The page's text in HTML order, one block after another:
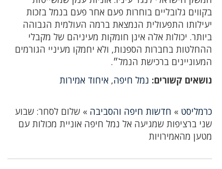
בקווים גלובליים בוחרות פעם אחר פעם בנמל בזכות
יעילותו התפעולית הנמצאת ברמה העולמית הגבוהה
ביותר. יכולות אלה אינן חומקות מעיניהם של מקבלי
ההחלטות בחברות הספנות, ולא יחמקו מעיניי הגורמים
המעוניינים ברכישת הנמל״.
נושאים קשורים: נמל חיפה, איחוד אמירות
כרמליסט » חדשות חיפה והסביבה » שלום לסחר: שבוע
שני ברציפות שמגיעה אל נמל חיפה אוניית מכולות עם
מטען מהאמירויות